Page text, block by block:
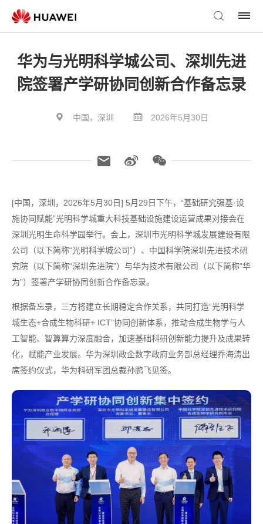
华为与光明科学城公司、深圳先进
院签署产学研协同创新合作备忘录
中国，深圳 2026年5月30日
[中国，深圳，2026年5月30日] 5月29日下午，“基础研究强基·设
施协同赋能”光明科学城重大科技基础设施建设运营成果对接会在
深圳光明生命科学园举行。会上，深圳市光明科学城发展建设有限
公司（以下简称“光明科学城公司”）、中国科学院深圳先进技术研
究院（以下简称“深圳先进院”）与华为技术有限公司（以下简称“华
为”）签署产学研协同创新合作备忘录。
根据备忘录，三方将建立长期稳定合作关系，共同打造“光明科学
城生态+合成生物科研+ ICT”协同创新体系，推动合成生物学与人
工智能、智算算力深度融合，加速基础科研创新能力提升及成果转
化，赋能产业发展。华为深圳政企数字政府业务部总经理乔海涛出
席签约仪式，华为科研军团总裁孙鹏飞见签。